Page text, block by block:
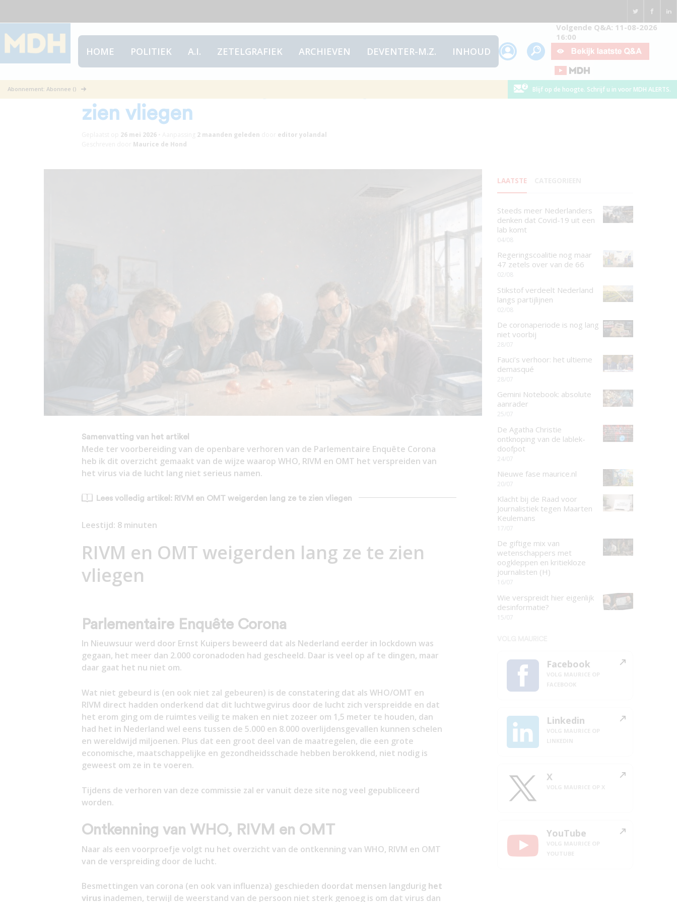
HOME POLITIEK A.I. ZETELGRAFIEK ARCHIEVEN DEVENTER-M.Z. INHOUD
Volgende Q&A: 11-08-2026
16:00
Abonnement: Abonnee () Blijf op de hoogte. Schrijf u in voor MDH ALERTS.
RIVM en OMT weigerden lang ze te
zien vliegen
26 mei 2026• 2 maanden geleden
editor yolandal
Maurice de Hond
Samenvatting van het artikel
Mede ter voorbereiding van de openbare verhoren van de Parlementaire Enquête Corona
heb ik dit overzicht gemaakt van de wijze waarop WHO, RIVM en OMT het verspreiden van
het virus via de lucht lang niet serieus namen.
Lees volledig artikel: RIVM en OMT weigerden lang ze te zien vliegen
Leestijd: 8 minuten
RIVM en OMT weigerden lang ze te zien
vliegen
Parlementaire Enquête Corona
In Nieuwsuur werd door Ernst Kuipers beweerd dat als Nederland eerder in lockdown was
gegaan, het meer dan 2.000 coronadoden had gescheeld. Daar is veel op af te dingen, maar
daar gaat het nu niet om.
Wat niet gebeurd is (en ook niet zal gebeuren) is de constatering dat als WHO/OMT en
RIVM direct hadden onderkend dat dit luchtwegvirus door de lucht zich verspreidde en dat
het erom ging om de ruimtes veilig te maken en niet zozeer om 1,5 meter te houden, dan
had het in Nederland wel eens tussen de 5.000 en 8.000 overlijdensgevallen kunnen schelen
en wereldwijd miljoenen. Plus dat een groot deel van de maatregelen, die een grote
economische, maatschappelijke en gezondheidsschade hebben berokkend, niet nodig is
geweest om ze in te voeren.
Tijdens de verhoren van deze commissie zal er vanuit deze site nog veel gepubliceerd
worden.
Ontkenning van WHO, RIVM en OMT
Naar als een voorproefje volgt nu het overzicht van de ontkenning van WHO, RIVM en OMT
van de verspreiding door de lucht.
Besmettingen van corona (en ook van influenza) geschieden doordat mensen langdurighet
virus inademen, terwijl de weerstand van de persoon niet sterk genoeg is om dat virus dan
LAATSTE
Steeds meer Nederlanders
denken dat Covid-19 uit een
lab komt
04/08
Regeringscoalitie nog maar
47 zetels over van de 66
02/08
Stikstof verdeelt Nederland
langs partijlijnen
02/08
De coronaperiode is nog lang
niet voorbij
28/07
Fauci’s verhoor: het ultieme
demasqué
28/07
Gemini Notebook: absolute
aanrader
25/07
De Agatha Christie
ontknoping van de lablek-
doofpot
24/07
Nieuwe fase maurice.nl
20/07
Klacht bij de Raad voor
Journalistiek tegen Maarten
Keulemans
17/07
De giftige mix van
wetenschappers met
oogkleppen en kritiekloze
journalisten (H)
16/07
Wie verspreidt hier eigenlijk
desinformatie?
15/07
Facebook
Linkedin
X
YouTube